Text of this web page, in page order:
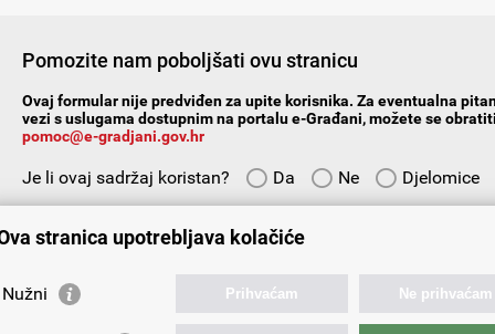
Pomozite nam poboljšati ovu stranicu
Ovaj formular nije predviđen za upite korisnika. Za eventualna
vezi s uslugama dostupnim na portalu e-Građani, možete se
pomoc@e-gradjani.gov.hr
Je li ovaj sadržaj koristan? Da Ne
Djelomice
stranica upotrebljava kolačiće
Nužni Prihvaćam Ne prihvaćam